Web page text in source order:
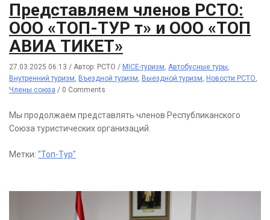
Представляем членов РСТО:
ООО «ТОП-ТУР т» и ООО «ТОП
АВИА ТИКЕТ»
27.03.2025 06:13 / Автор: РСТО / MICE-туризм, Автобусные туры,
Внутренний туризм, Въездной туризм, Выездной туризм, Новости РСТО,
Члены союза / 0 Comments
Мы продолжаем представлять членов Республиканского
Союза туристических организаций.
Метки: "Топ-Тур"